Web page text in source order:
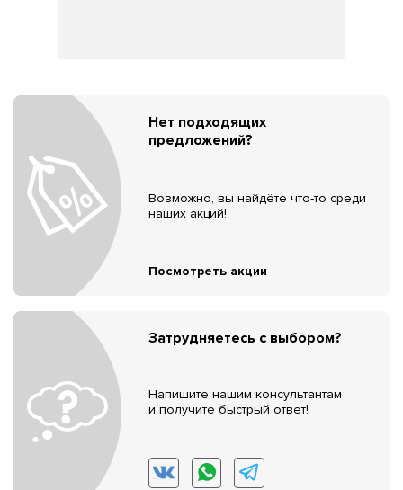
Нет подходящих
предложений?
Возможно, вы найдёте что-то среди
наших акций!
Посмотреть акции
Затрудняетесь с выбором?
Напишите нашим консультантам
и получите быстрый ответ!